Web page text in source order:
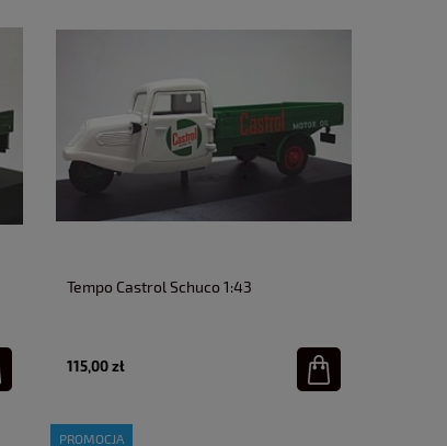
Tempo Castrol Schuco 1:43
115,00 zł
PROMOCJA